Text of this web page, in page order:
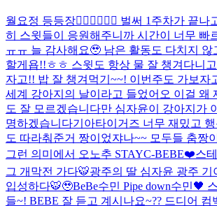
월요정 등등장🧚🏻‍♀️🧚🏻‍♀️ 벌써 1주차가 끝
히 스윗들이 응원해주니까 시간이 너무 빠
ㅠㅠ 늘 감사해요🥹 남은 활동도 다치지 않
할게욥!!ㅎㅎ 스윗도 항상 물 잘 챙겨다니
자고!! 밥 잘 챙겨먹기~~! 이번주도 가보자
세계 강아지의 날이라고 들었어오 이걸 왜
도 잘 모르겠습니다만 심자윤이 강아지가
명하겠습니다기아타이거즈 너무 재밌고
도 따라춰준거 짱이었쟈나~~ 모두들 춤짱
그런 의미에서 오노추 STAYC-BEBE❤️스
그 개막전 가다🐯광주의 딸 심자윤 광주 기
입성하다🐯🥹BeBe수민 Pipe down수민🖤
들~! BEBE 잘 듣고 계시나요~?? 드디어 컴